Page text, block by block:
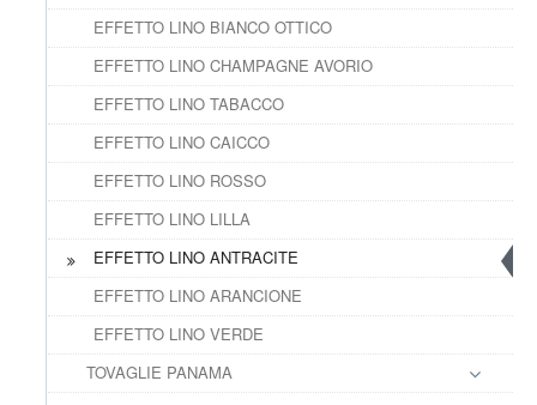
EFFETTO LINO BIANCO OTTICO
EFFETTO LINO CHAMPAGNE AVORIO
EFFETTO LINO TABACCO
EFFETTO LINO CAICCO
EFFETTO LINO ROSSO
EFFETTO LINO LILLA
EFFETTO LINO ANTRACITE
EFFETTO LINO ARANCIONE
EFFETTO LINO VERDE
TOVAGLIE PANAMA